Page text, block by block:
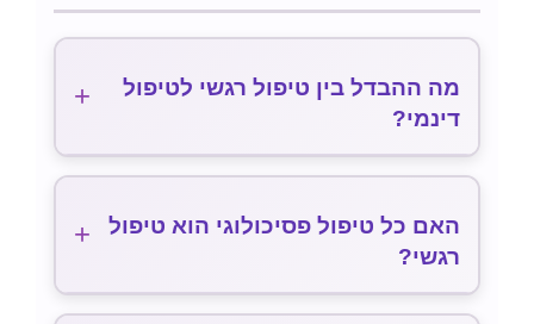
מה ההבדל בין טיפול רגשי לטיפול
דינמי?
+
בעבודה על רגשות. זה יכול לכלול גישות שונות - CBT
ועוד.
האם כל טיפול פסיכולוגי הוא טיפול
רגשי?
+